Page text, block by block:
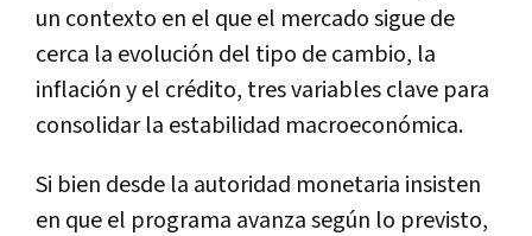
un contexto en el que el mercado sigue de
cerca la evolución del tipo de cambio, la
inflación y el crédito, tres variables clave para
consolidar la estabilidad macroeconómica.
Si bien desde la autoridad monetaria insisten
en que el programa avanza según lo previsto,